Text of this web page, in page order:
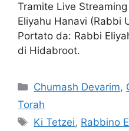
Tramite Live
Eliyahu Hanavi (Rabbi
Portato da: Rabbi
di Hidabroot.
Chumash Devarim,
Torah
Ki Tetzei, Rabbino